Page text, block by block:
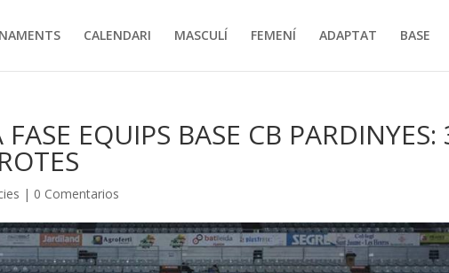
CALENDARI MASCULÍ FEMENÍ ADAPTAT BASE
EQUIPS BASE CB PARDINYES:
| 0 Comentarios